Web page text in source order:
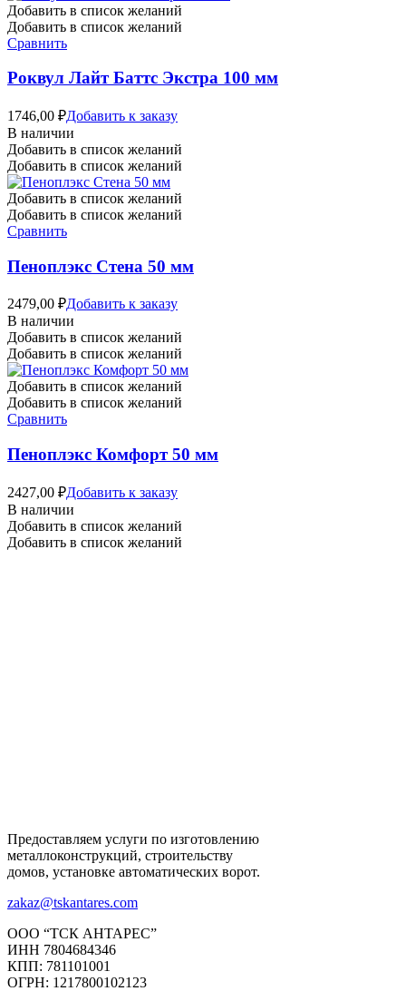
Добавить в список желаний
Добавить в список желаний
Сравнить
Роквул Лайт Баттс Экстра 100 мм
1746,00 ₽Добавить к заказу
В наличии
Добавить в список желаний
Добавить в список желаний
Добавить в список желаний
Добавить в список желаний
Сравнить
Пеноплэкс Стена 50 мм
2479,00 ₽Добавить к заказу
В наличии
Добавить в список желаний
Добавить в список желаний
Добавить в список желаний
Добавить в список желаний
Сравнить
Пеноплэкс Комфорт 50 мм
2427,00 ₽Добавить к заказу
В наличии
Добавить в список желаний
Добавить в список желаний
Предоставляем услуги по изготовлению
металлоконструкций, строительству
домов, установке автоматических ворот.
zakaz@tskantares.com
ООО “ТСК АНТАРЕС”
ИНН 7804684346
КПП: 781101001
ОГРН: 1217800102123